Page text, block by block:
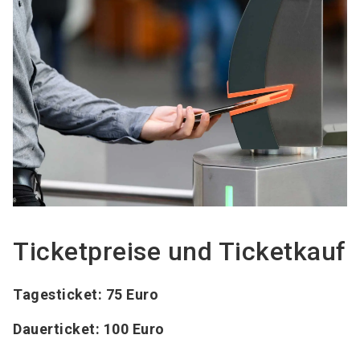
Ticketpreise und Ticketkauf
Tagesticket: 75 Euro
Dauerticket: 100 Euro